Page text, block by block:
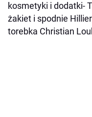
kosmetyki i dodatki-
żakiet i spodnie
torebka Christian